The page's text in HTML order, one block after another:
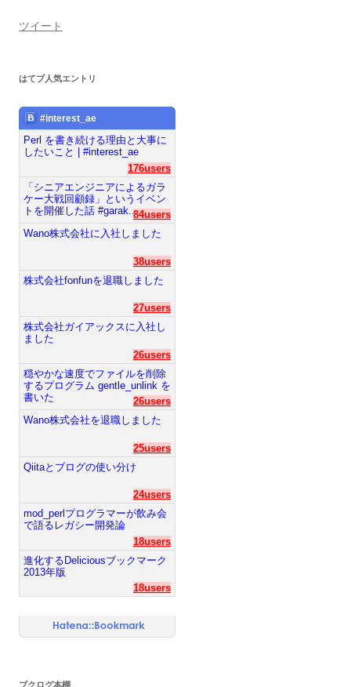
ツイート
はてブ人気エントリ
#interest_ae
Perl を書き続ける理由と大事に
したいこと | #interest_ae
176users
「シニアエンジニアによるガラ
ケー大戦回顧録」というイベン
トを開催した話 #garak...84users
Wano株式会社に入社しました
38users
株式会社fonfunを退職しました
27users
株式会社ガイアックスに入社し
ました
26users
穏やかな速度でファイルを削除
するプログラム gentle_unlink を
書いた
26users
Wano株式会社を退職しました
25users
Qiitaとブログの使い分け
24users
mod_perlプログラマーが飲み会
で語るレガシー開発論
18users
進化するDeliciousブックマーク
2013年版
18users
ブクログ本棚